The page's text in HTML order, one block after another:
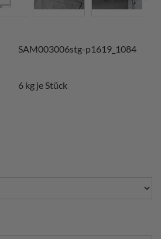
SAM003006stg-p1619_1084
6 kg je Stück